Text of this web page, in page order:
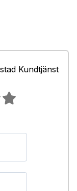
Kundtjänst